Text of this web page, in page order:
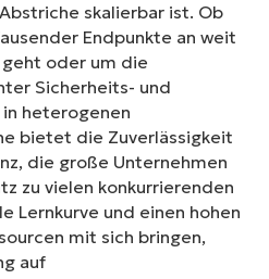
skalierbar ist. Ob
Endpunkte an weit
oder um die
Sicherheits- und
heterogenen
bietet die Zuverlässigkeit
die große Unternehmen
zu vielen konkurrierenden
Lernkurve und einen hohen
mit sich bringen,
auf